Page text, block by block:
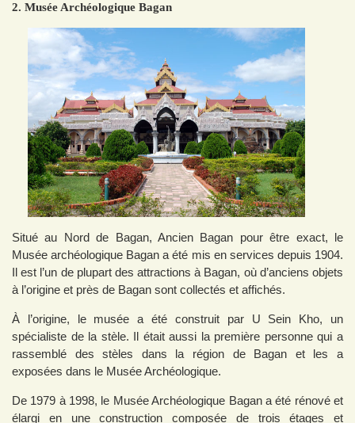
2. Musée Archéologique Bagan
Situé au Nord de Bagan, Ancien Bagan pour être exact, le
Musée archéologique Bagan a été mis en services depuis 1904.
Il est l’un de plupart des attractions à Bagan, où d’anciens objets
à l’origine et près de Bagan sont collectés et affichés.
À l’origine, le musée a été construit par U Sein Kho, un
spécialiste de la stèle. Il était aussi la première personne qui a
rassemblé des stèles dans la région de Bagan et les a
exposées dans le Musée Archéologique.
De 1979 à 1998, le Musée Archéologique Bagan a été rénové et
élargi en une construction composée de trois étages et